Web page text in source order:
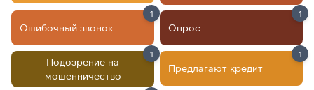
Ошибочный звонок
1
Опрос
1
Подозрение на
мошенничество
1
Предлагают кредит
1